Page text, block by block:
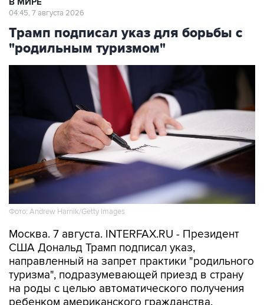
04:45, 7 августа 2026
Трамп подписал указ для борьбы с
"родильным туризмом"
Фото: Andrew Harnik/Getty Images
Москва. 7 августа. INTERFAX.RU - Президент
США Дональд Трамп подписал указ,
направленный на запрет практики "родильного
туризма", подразумевающей приезд в страну
на роды с целью автоматического получения
ребенком американского гражданства,